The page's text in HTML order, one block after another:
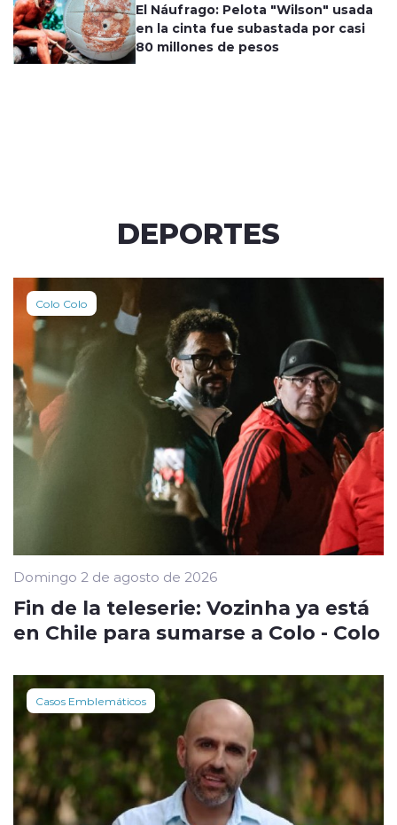
El Náufrago: Pelota "Wilson" usada
en la cinta fue subastada por casi
80 millones de pesos
DEPORTES
Colo Colo
Domingo 2 de agosto de 2026
Fin de la teleserie: Vozinha ya está
en Chile para sumarse a Colo - Colo
Casos Emblemáticos